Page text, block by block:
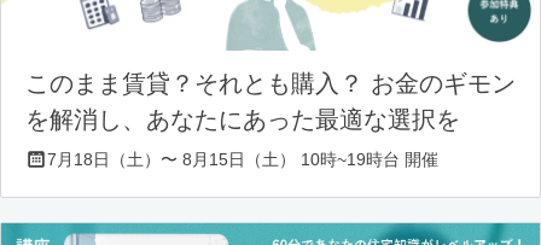
このまま賃貸？それとも購入？ お金のギモン
を解消し、あなたにあった最適な選択を
7月18日（土）〜 8月15日（土） 10時~19時台 開催